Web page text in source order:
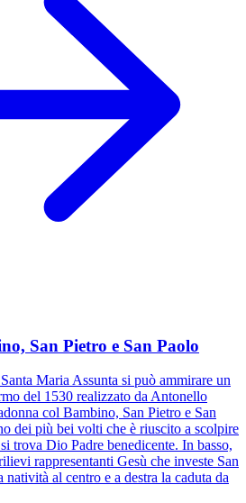
San Pietro e San Paolo
Maria Assunta si può ammirare un
del 1530 realizzato da Antonello
col Bambino, San Pietro e San
dei più bei volti che è riuscito a scolpire
trova Dio Padre benedicente. In basso,
rappresentanti Gesù che investe San
al centro e a destra la caduta da